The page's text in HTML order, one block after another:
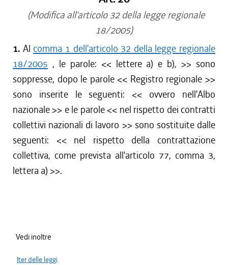
(Modifica all'articolo 32 della legge regionale
18/2005)
1. Al comma 1 dell'articolo 32 della legge regionale
18/2005 , le parole: << lettere a) e b), >> sono
soppresse, dopo le parole << Registro regionale >>
sono inserite le seguenti: << ovvero nell'Albo
nazionale>> e le parole << nel rispetto dei contratti
collettivi nazionali di lavoro >> sono sostituite dalle
seguenti: << nel rispetto della contrattazione
collettiva, come prevista all'articolo 77, comma 3,
lettera a) >>.
Vedi inoltre
Iter delle leggi